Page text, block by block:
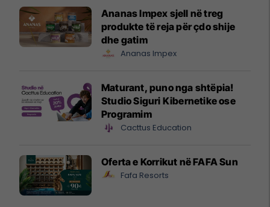
Ananas Impex sjell në treg
produkte të reja për çdo shije
dhe gatim
Ananas Impex
Maturant, puno nga shtëpia!
Studio Siguri Kibernetike ose
Programim
Cacttus Education
Oferta e Korrikut në FAFA Sun
Fafa Resorts